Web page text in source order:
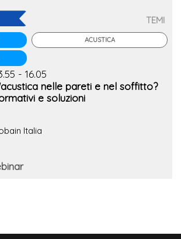
TEMI
ACUSTICA
- 16.05
nelle pareti e nel soffitto?
e soluzioni
Italia